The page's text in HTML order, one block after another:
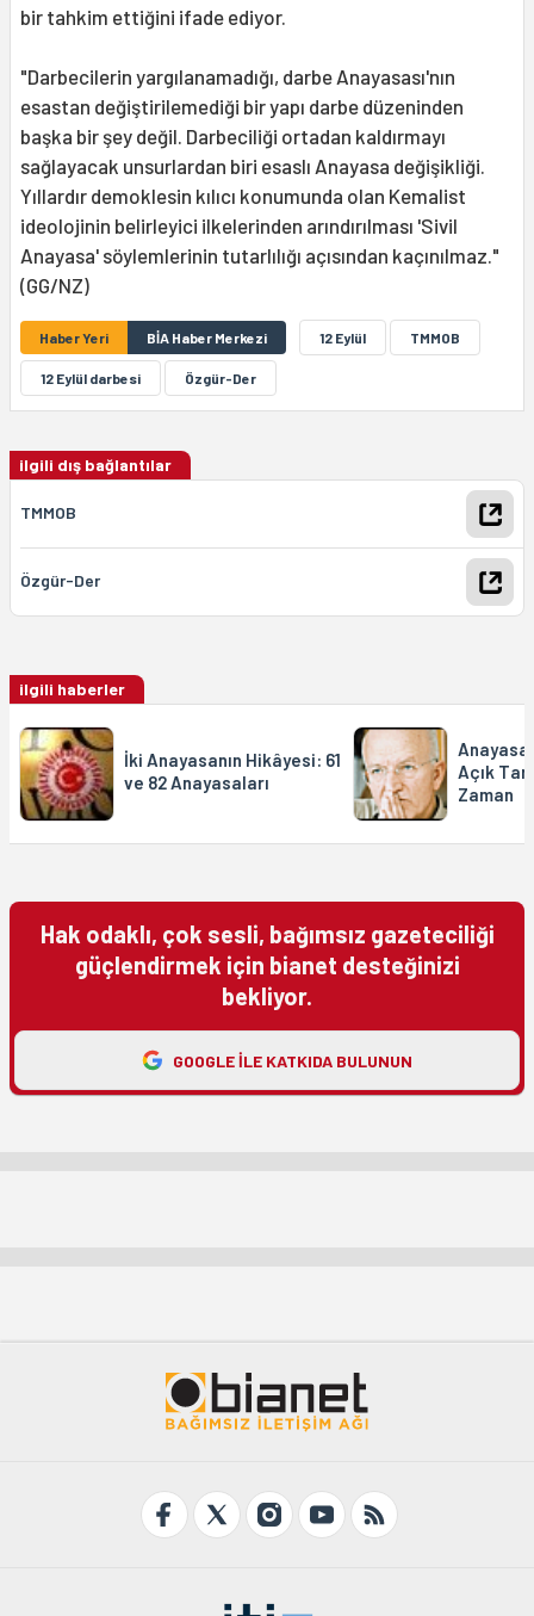
bir tahkim ettiğini ifade ediyor.
"Darbecilerin yargılanamadığı, darbe Anayasası'nın
esastan değiştirilemediği bir yapı darbe düzeninden
başka bir şey değil. Darbeciliği ortadan kaldırmayı
sağlayacak unsurlardan biri esaslı Anayasa değişikliği.
Yıllardır demoklesin kılıcı konumunda olan Kemalist
ideolojinin belirleyici ilkelerinden arındırılması 'Sivil
Anayasa' söylemlerinin tutarlılığı açısından kaçınılmaz."
(GG/NZ)
Haber Yeri BİA Haber Merkezi 12 Eylül TMMOB
12 Eylül darbesi Özgür-Der
ilgili dış bağlantılar
TMMOB
Özgür-Der
ilgili haberler
İki Anayasanın Hikâyesi: 61
ve 82 Anayasaları
Açık
Zaman
Hak odaklı, çok sesli, bağımsız gazeteciliği
güçlendirmek için bianet desteğinizi
bekliyor.
GOOGLE ILE KATKIDA BULUNUN